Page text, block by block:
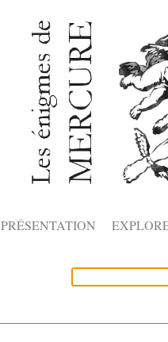
PRÉSENTATION